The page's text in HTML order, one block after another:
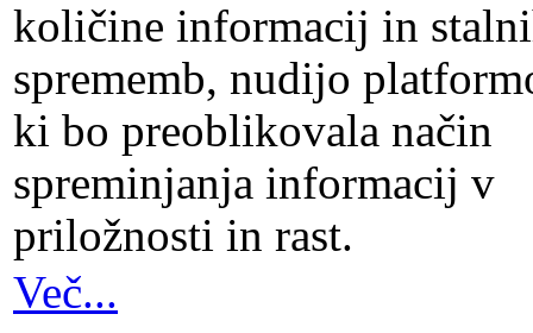
količine informacij in
sprememb, nudijo
ki bo preoblikovala način
spreminjanja informacij v
priložnosti in rast.
Več...